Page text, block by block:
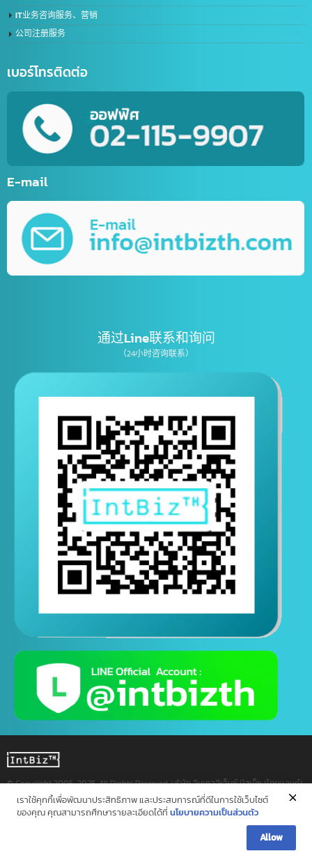
Line公众号创建服务
在线聊天机器人创建服务（LINE Chat Bot）
体育网站服务
网上商店网站开发服务
流动应用程式开发服务
各类网络营销（Online Marketing）第一名
平面设计服务
视频编辑服务
IT业务咨询服务、营销
公司注册服务
เบอร์โทรติดต่อ
通过Line联系和询问
（24小时咨询联系）